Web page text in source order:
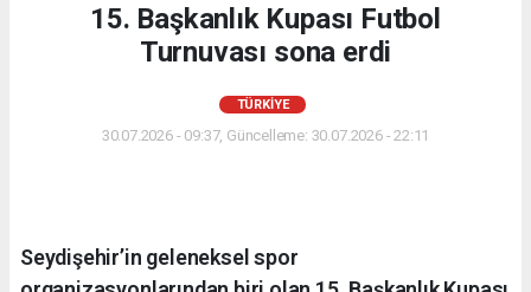
15. Başkanlık Kupası Futbol
Turnuvası sona erdi
TÜRKIYE
30.07.2026 - 09:37, Güncelleme: 30.07.2026 - 22:11
Seydişehir’in geleneksel spor